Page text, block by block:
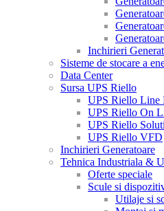
Inchirieri
Sisteme de stocare a
Data Center
Sursa UPS Riello
UPS Riello Line
UPS Riello On
UPS Riello
UPS Riello VFD
Inchirieri Generatoare
Tehnica Industriala &
Oferte speciale
Scule si
Utilaje si